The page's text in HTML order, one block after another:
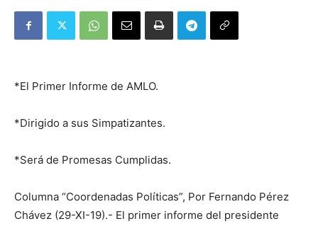
*El Primer Informe de AMLO.
*Dirigido a sus Simpatizantes.
*Será de Promesas Cumplidas.
Columna “Coordenadas Políticas”, Por Fernando Pérez
Chávez (29-XI-19).- El primer informe del presidente